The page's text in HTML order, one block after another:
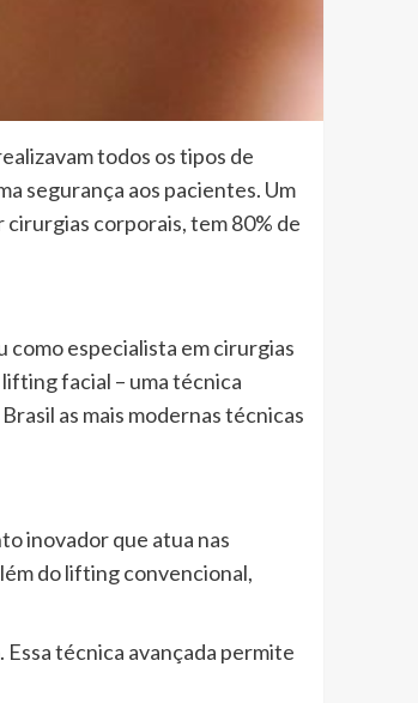
todos os tipos de
segurança aos pacientes. Um
cirurgias corporais, tem 80% de
como especialista em cirurgias
facial – uma técnica
as mais modernas técnicas
inovador que atua nas
do lifting convencional,
técnica avançada permite